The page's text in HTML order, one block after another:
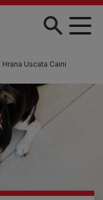
Hrana Uscata Caini